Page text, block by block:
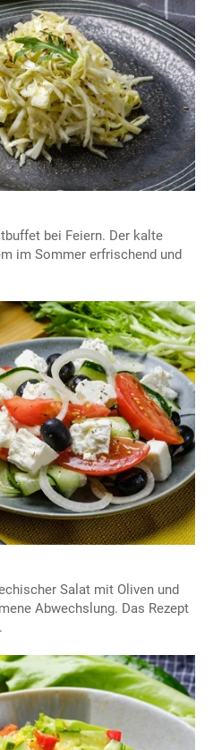
bei Feiern. Der kalte
im Sommer erfrischend und
Salat mit Oliven und
Abwechslung. Das Rezept